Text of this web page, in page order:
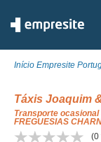
Início Empresite
Táxis Joaquim
Transporte
FREGUESIAS
(0